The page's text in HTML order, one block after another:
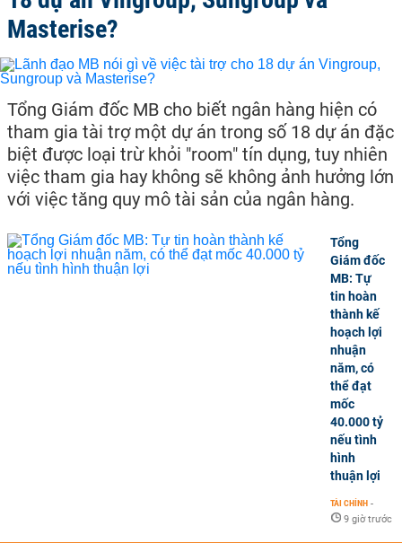
Masterise?
Tổng Giám đốc MB cho biết ngân hàng hiện có
tham gia tài trợ một dự án trong số 18 dự án đặc
biệt được loại trừ khỏi "room" tín dụng, tuy nhiên
việc tham gia hay không sẽ không ảnh hưởng lớn
với việc tăng quy mô tài sản của ngân hàng.
Tổng
Giám đốc
MB: Tự
tin hoàn
thành kế
hoạch lợi
nhuận
năm, có
thể đạt
mốc
40.000 tỷ
nếu tình
hình
thuận lợi
TÀI CHÍNH -
9 giờ trước